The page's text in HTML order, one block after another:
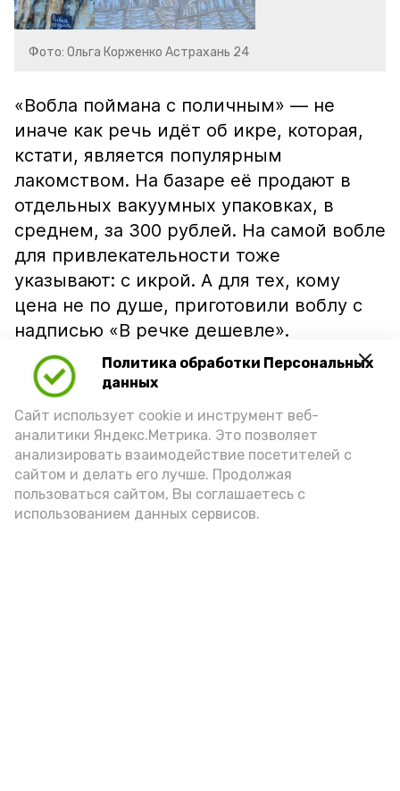
Политика обработки Персональных
данных
Сайт использует cookie и инструмент веб-
аналитики Яндекс.Метрика. Это позволяет
анализировать взаимодействие посетителей с
сайтом и делать его лучше. Продолжая
пользоваться сайтом, Вы соглашаетесь с
использованием данных сервисов.
Фото: Ольга Корженко Астрахань 24
«Вобла поймана с поличным» — не
иначе как речь идёт об икре, которая,
кстати, является популярным
лакомством. На базаре её продают в
отдельных вакуумных упаковках, в
среднем, за 300 рублей. На самой вобле
для привлекательности тоже
указывают: с икрой. А для тех, кому
цена не по душе, приготовили воблу с
надписью «В речке дешевле».